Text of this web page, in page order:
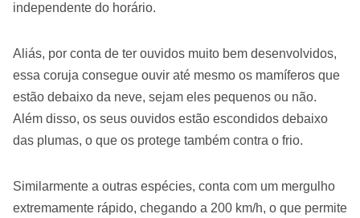
independente do horário.
Aliás, por conta de ter ouvidos muito bem desenvolvidos,
essa coruja consegue ouvir até mesmo os mamíferos que
estão debaixo da neve, sejam eles pequenos ou não.
Além disso, os seus ouvidos estão escondidos debaixo
das plumas, o que os protege também contra o frio.
Similarmente a outras espécies, conta com um mergulho
extremamente rápido, chegando a 200 km/h, o que permite